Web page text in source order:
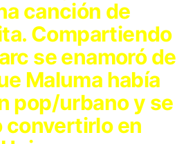
canción de
Compartiendo
se enamoró de
Maluma había
pop/urbano y se
convertirlo en